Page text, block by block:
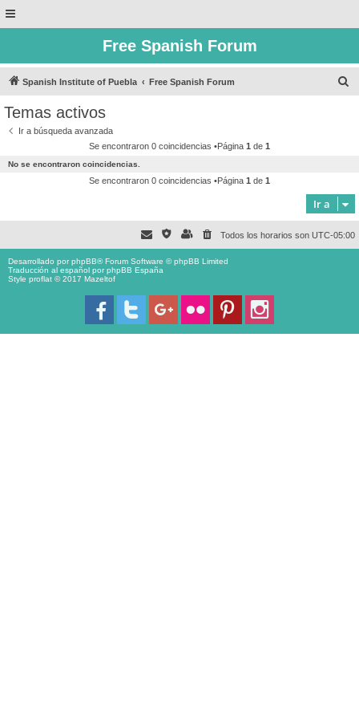
Free Spanish Forum
Spanish Institute of Puebla Free Spanish Forum
Temas activos
Ir a búsqueda avanzada
Se encontraron 0 coincidencias •Página 1 de 1
No se encontraron coincidencias.
Se encontraron 0 coincidencias •Página 1 de 1
Ir a
Todos los horarios son UTC-05:00
Desarrollado porphpBB® Forum Software © phpBB Limited
Traducción al español porphpBB España
Style proflat © 2017 Mazeltof